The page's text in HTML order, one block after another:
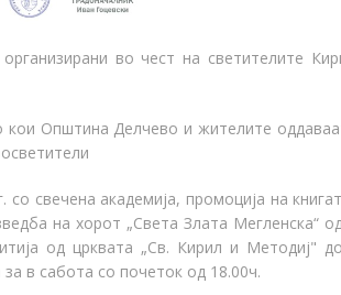
во чест на светителите
кои Општина Делчево и жителите
со свечена академија, промоција на
на хорот „Света Злата Мегленска“
од црквата „Св. Кирил и Методиј"
в сабота со почеток од 18.00ч.